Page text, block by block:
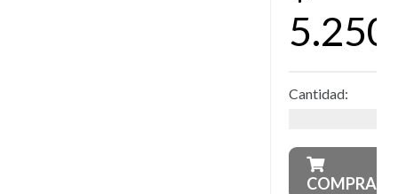
5.250
Cantidad:
COMPRAR